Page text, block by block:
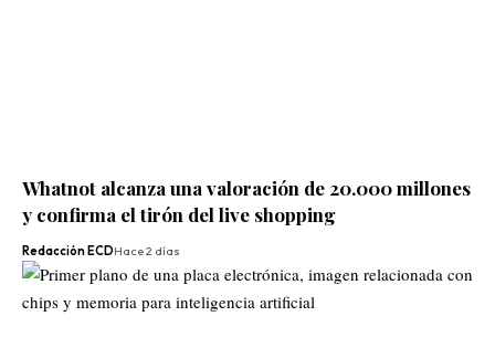
Whatnot alcanza una valoración de 20.000 millones
y confirma el tirón del live shopping
Redacción ECDHace 2 días